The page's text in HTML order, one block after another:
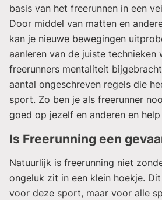
basis van het freerunnen in een
Door middel van matten en
kan je nieuwe bewegingen
aanleren van de juiste
freerunners mentaliteit
aantal ongeschreven regels die
sport. Zo ben je als freerunner
goed op jezelf en anderen en help
Is Freerunning een
Natuurlijk is freerunning niet
ongeluk zit in een klein hoekje.
voor deze sport, maar voor alle